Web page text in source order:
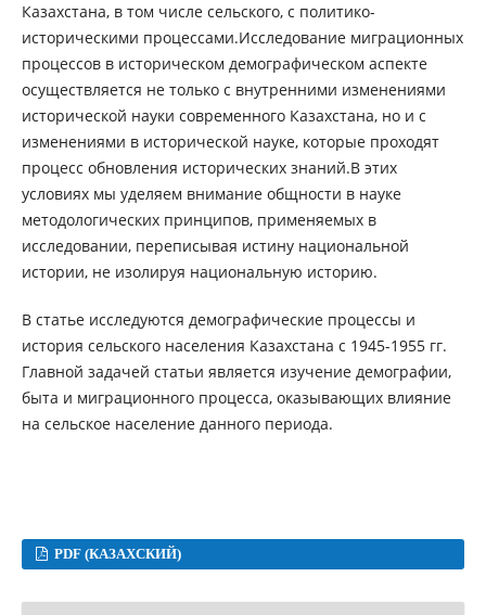
Казахстана, в том числе сельского, с политико-
историческими процессами.Исследование миграционных
процессов в историческом демографическом аспекте
осуществляется не только с внутренними изменениями
исторической науки современного Казахстана, но и с
изменениями в исторической науке, которые проходят
процесс обновления исторических знаний.В этих
условиях мы уделяем внимание общности в науке
методологических принципов, применяемых в
исследовании, переписывая истину национальной
истории, не изолируя национальную историю.
В статье исследуются демографические процессы и
история сельского населения Казахстана с 1945-1955 гг.
Главной задачей статьи является изучение демографии,
быта и миграционного процесса, оказывающих влияние
на сельское население данного периода.
PDF (КАЗАХСКИЙ)